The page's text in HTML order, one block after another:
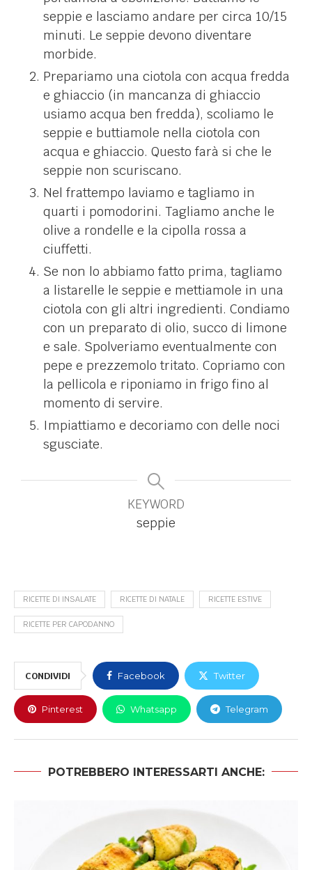
seppie e lasciamo andare per circa 10/15
minuti. Le seppie devono diventare
morbide.
Prepariamo una ciotola con acqua fredda
e ghiaccio (in mancanza di ghiaccio
usiamo acqua ben fredda), scoliamo le
seppie e buttiamole nella ciotola con
acqua e ghiaccio. Questo farà si che le
seppie non scuriscano.
Nel frattempo laviamo e tagliamo in
quarti i pomodorini. Tagliamo anche le
olive a rondelle e la cipolla rossa a
ciuffetti.
Se non lo abbiamo fatto prima, tagliamo
a listarelle le seppie e mettiamole in una
ciotola con gli altri ingredienti. Condiamo
con un preparato di olio, succo di limone
e sale. Spolveriamo eventualmente con
pepe e prezzemolo tritato. Copriamo con
la pellicola e riponiamo in frigo fino al
momento di servire.
Impiattiamo e decoriamo con delle noci
sgusciate.
KEYWORD
seppie
RICETTE DI INSALATE RICETTE DI NATALE RICETTE ESTIVE
RICETTE PER CAPODANNO
CONDIVIDI Facebook Twitter
Pinterest Whatsapp Telegram
POTREBBERO INTERESSARTI ANCHE: